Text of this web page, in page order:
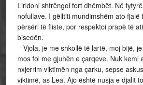
Liridoni shtrëngoi fort dhëmbët. Në
nofullave. I gëlltiti mundimshëm ato fjalë
përsëri të fliste, por respektoi prapë të
bisedën.
– Vjola, je me shkollë të lartë, moj bijë,
mos fol me gjuhën e çarqeve. Nuk kemi
nxjerrim viktimën nga çarku, sepse
viktimë, as Lea. Ajo është nusja e djalit